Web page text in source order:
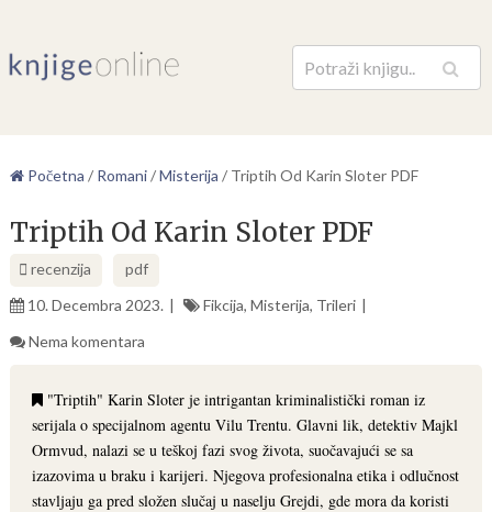
Pretraga
Početna / Romani/Misterija / Triptih Od Karin Sloter PDF
Triptih Od Karin Sloter PDF
recenzija
pdf
10. Decembra 2023.
Fikcija, Misterija, Trileri
Nema komentara
"Triptih" Karin Sloter je intrigantan kriminalistički roman iz
serijala o specijalnom agentu Vilu Trentu. Glavni lik, detektiv Majkl
Ormvud, nalazi se u teškoj fazi svog života, suočavajući se sa
izazovima u braku i karijeri. Njegova profesionalna etika i odlučnost
stavljaju ga pred složen slučaj u naselju Grejdi, gde mora da koristi